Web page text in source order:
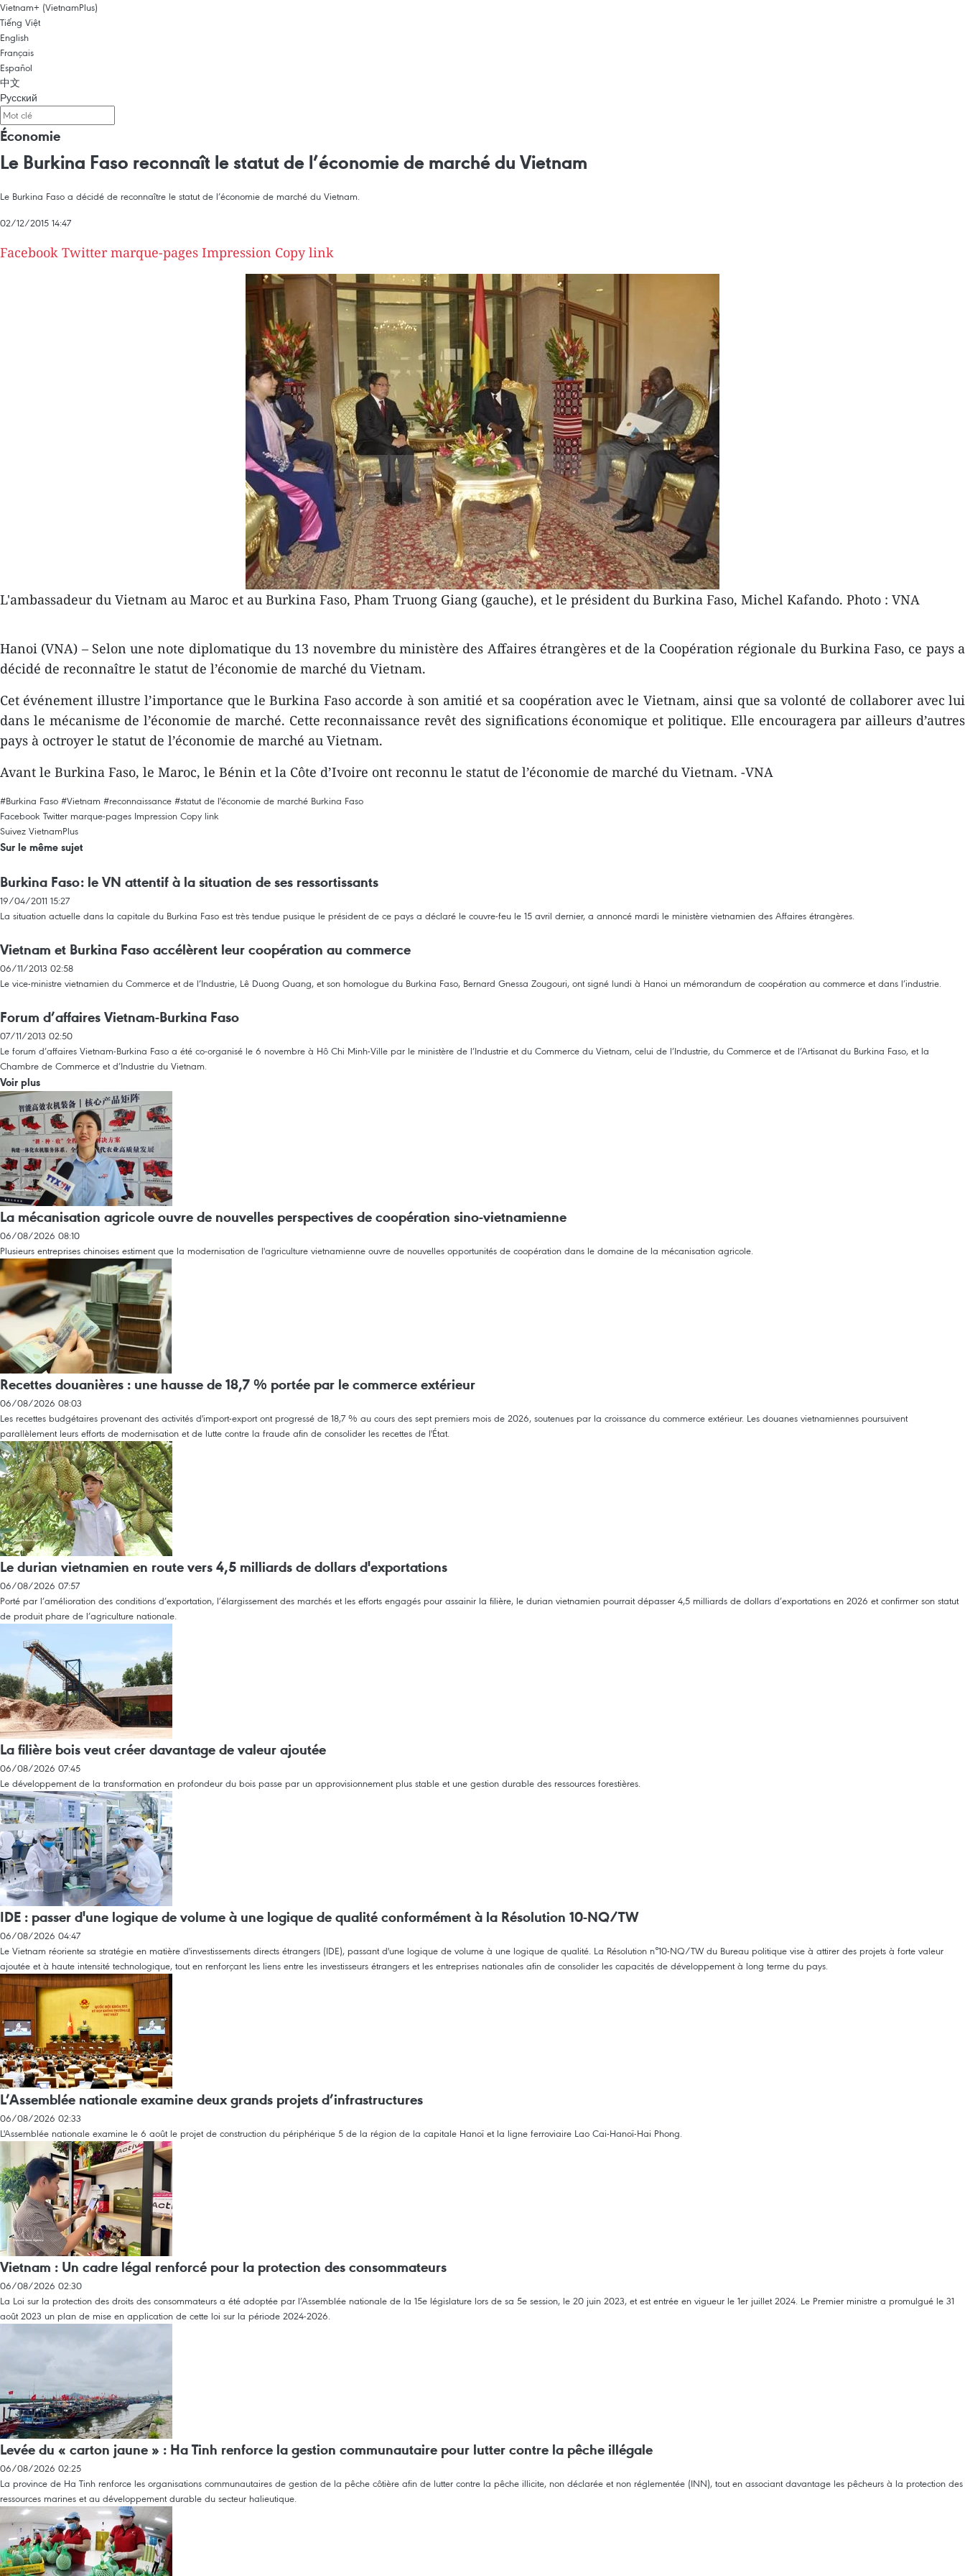
Vietnam+ (VietnamPlus)
Tiếng Việt
English
Français
Español
中文
Русский
Économie
Le Burkina Faso reconnaît le statut de l’économie de marché du Vietnam
Le Burkina Faso a décidé de reconnaître le statut de l’économie de marché du Vietnam.
02/12/2015 14:47
Facebook Twitter marque-pages Impression Copy link
L'ambassadeur du Vietnam au Maroc et au Burkina Faso, Pham Truong Giang (gauche), et le président du Burkina Faso, Michel Kafando. Photo : VNA
Hanoi (VNA) – Selon une note diplomatique du 13 novembre du ministère des Affaires étrangères et de la Coopération régionale du Burkina Faso, ce pays a
décidé de reconnaître le statut de l’économie de marché du Vietnam.
Cet événement illustre l’importance que le Burkina Faso accorde à son amitié et sa coopération avec le Vietnam, ainsi que sa volonté de collaborer avec lui
dans le mécanisme de l’économie de marché. Cette reconnaissance revêt des significations économique et politique. Elle encouragera par ailleurs d’autres
pays à octroyer le statut de l’économie de marché au Vietnam.
Avant le Burkina Faso, le Maroc, le Bénin et la Côte d’Ivoire ont reconnu le statut de l’économie de marché du Vietnam. -VNA
#Burkina Faso #Vietnam #reconnaissance #statut de l'économie de marché Burkina Faso
Facebook Twitter marque-pages Impression Copy link
Suivez VietnamPlus
Sur le même sujet
Burkina Faso: le VN attentif à la situation de ses ressortissants
19/04/2011 15:27
La situation actuelle dans la capitale du Burkina Faso est très tendue pusique le président de ce pays a déclaré le couvre-feu le 15 avril dernier, a annoncé mardi le ministère vietnamien des Affaires étrangères.
Vietnam et Burkina Faso accélèrent leur coopération au commerce
06/11/2013 02:58
Le vice-ministre vietnamien du Commerce et de l’Industrie, Lê Duong Quang, et son homologue du Burkina Faso, Bernard Gnessa Zougouri, ont signé lundi à Hanoi un mémorandum de coopération au commerce et dans l’industrie.
Forum d’affaires Vietnam-Burkina Faso
07/11/2013 02:50
Le forum d’affaires Vietnam-Burkina Faso a été co-organisé le 6 novembre à Hô Chi Minh-Ville par le ministère de l’Industrie et du Commerce du Vietnam, celui de l’Industrie, du Commerce et de l’Artisanat du Burkina Faso, et la
Chambre de Commerce et d’Industrie du Vietnam.
Voir plus
La mécanisation agricole ouvre de nouvelles perspectives de coopération sino-vietnamienne
06/08/2026 08:10
Plusieurs entreprises chinoises estiment que la modernisation de l'agriculture vietnamienne ouvre de nouvelles opportunités de coopération dans le domaine de la mécanisation agricole.
Recettes douanières : une hausse de 18,7 % portée par le commerce extérieur
06/08/2026 08:03
Les recettes budgétaires provenant des activités d'import-export ont progressé de 18,7 % au cours des sept premiers mois de 2026, soutenues par la croissance du commerce extérieur. Les douanes vietnamiennes poursuivent
parallèlement leurs efforts de modernisation et de lutte contre la fraude afin de consolider les recettes de l'État.
Le durian vietnamien en route vers 4,5 milliards de dollars d'exportations
06/08/2026 07:57
Porté par l’amélioration des conditions d’exportation, l’élargissement des marchés et les efforts engagés pour assainir la filière, le durian vietnamien pourrait dépasser 4,5 milliards de dollars d’exportations en 2026 et confirmer son statut
de produit phare de l’agriculture nationale.
La filière bois veut créer davantage de valeur ajoutée
06/08/2026 07:45
Le développement de la transformation en profondeur du bois passe par un approvisionnement plus stable et une gestion durable des ressources forestières.
IDE : passer d'une logique de volume à une logique de qualité conformément à la Résolution 10-NQ/TW
06/08/2026 04:47
Le Vietnam réoriente sa stratégie en matière d'investissements directs étrangers (IDE), passant d'une logique de volume à une logique de qualité. La Résolution n°10-NQ/TW du Bureau politique vise à attirer des projets à forte valeur
ajoutée et à haute intensité technologique, tout en renforçant les liens entre les investisseurs étrangers et les entreprises nationales afin de consolider les capacités de développement à long terme du pays. ​
L’Assemblée nationale examine deux grands projets d’infrastructures
06/08/2026 02:33
L'Assemblée nationale examine le 6 août le projet de construction du périphérique 5 de la région de la capitale Hanoï et la ligne ferroviaire Lao Cai-Hanoï-Hai Phong.
Vietnam : Un cadre légal renforcé pour la protection des consommateurs
06/08/2026 02:30
La Loi sur la protection des droits des consommateurs a été adoptée par l’Assemblée nationale de la 15e législature lors de sa 5e session, le 20 juin 2023, et est entrée en vigueur le 1er juillet 2024. Le Premier ministre a promulgué le 31
août 2023 un plan de mise en application de cette loi sur la période 2024-2026.
Levée du « carton jaune » : Ha Tinh renforce la gestion communautaire pour lutter contre la pêche illégale
06/08/2026 02:25
La province de Ha Tinh renforce les organisations communautaires de gestion de la pêche côtière afin de lutter contre la pêche illicite, non déclarée et non réglementée (INN), tout en associant davantage les pêcheurs à la protection des
ressources marines et au développement durable du secteur halieutique.